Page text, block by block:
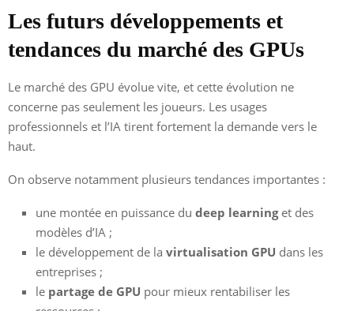
Les futurs développements et
tendances du marché des GPUs
Le marché des GPU évolue vite, et cette évolution ne
concerne pas seulement les joueurs. Les usages
professionnels et l’IA tirent fortement la demande vers le
haut.
On observe notamment plusieurs tendances importantes :
une montée en puissance du deep learninget des
modèles d’IA ;
le développement de la virtualisation GPU dans les
entreprises ;
le partage de GPU pour mieux rentabiliser les